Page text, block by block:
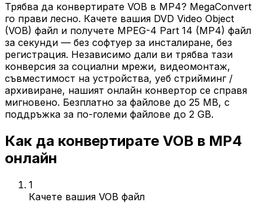
Трябва да конвертирате VOB в MP4? MegaConvert
го прави лесно. Качете вашия DVD Video Object
(VOB) файл и получете MPEG-4 Part 14 (MP4) файл
за секунди — без софтуер за инсталиране, без
регистрация. Независимо дали ви трябва тази
конверсия за социални мрежи, видеомонтаж,
съвместимост на устройства, уеб стрийминг /
архивиране, нашият онлайн конвертор се справя
мигновено. Безплатно за файлове до 25 MB, с
поддръжка за по-големи файлове до 2 GB.
Как да конвертирате VOB в MP4
онлайн
1
Качете вашия VOB файл